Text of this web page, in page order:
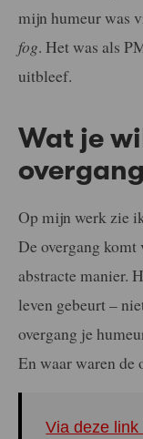
mijn humeur was
fog. Het was als
uitbleef.
Wat je
overgang
Op mijn werk zie
De overgang komt
abstracte manier.
leven gebeurt –
overgang je
En waar waren de
Via deze